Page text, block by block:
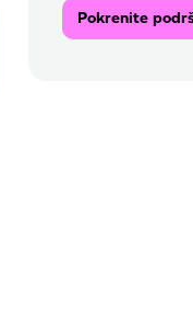
Pokrenite